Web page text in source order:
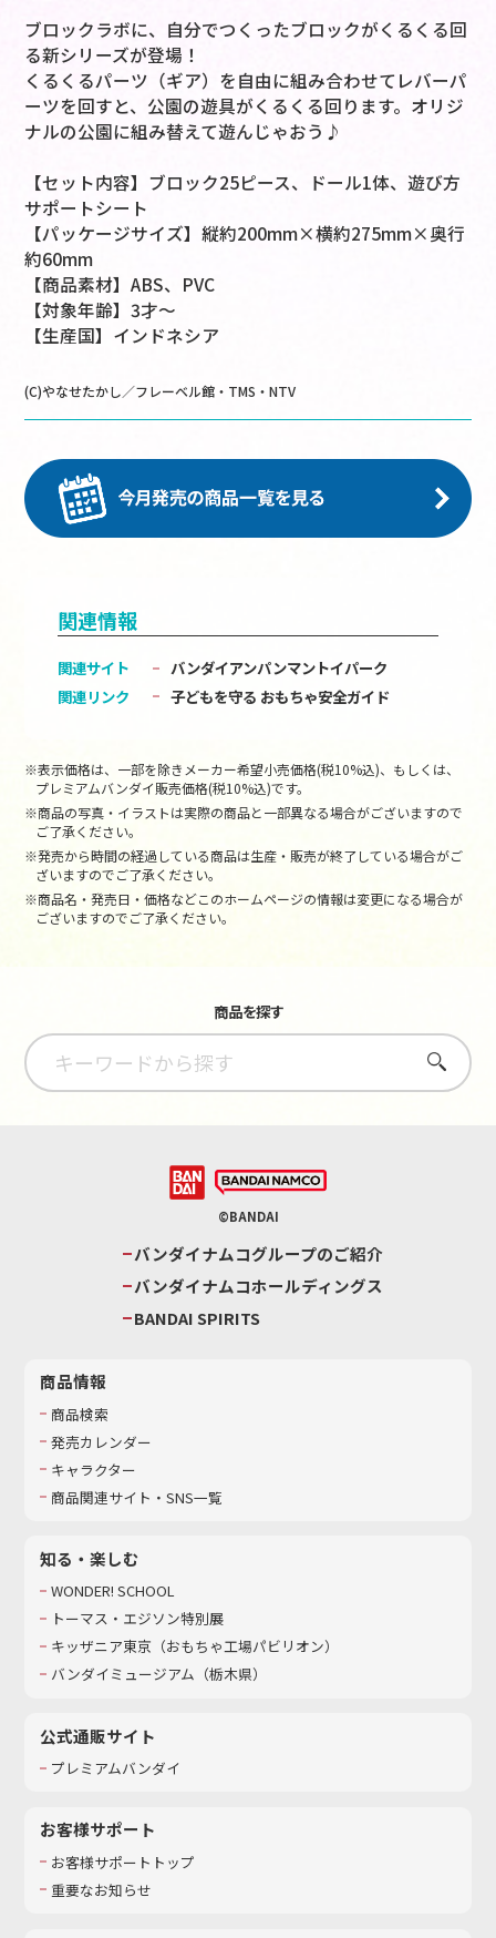
ブロックラボに、自分でつくったブロックがくるくる回
る新シリーズが登場！
くるくるパーツ（ギア）を自由に組み合わせてレバーパ
ーツを回すと、公園の遊具がくるくる回ります。オリジ
ナルの公園に組み替えて遊んじゃおう♪
【セット内容】ブロック25ピース、ドール1体、遊び方
サポートシート
【パッケージサイズ】縦約200mm×横約275mm×奥行
約60mm
【商品素材】ABS、PVC
【対象年齢】3才～
【生産国】インドネシア
(C)やなせたかし／フレーベル館・TMS・NTV
関連情報
関連サイト
バンダイアンパンマントイパーク
関連リンク
子どもを守る おもちゃ安全ガイド
※表示価格は、一部を除きメーカー希望小売価格(税10%込)、もしくは、
プレミアムバンダイ販売価格(税10%込)です。
※商品の写真・イラストは実際の商品と一部異なる場合がございますので
ご了承ください。
※発売から時間の経過している商品は生産・販売が終了している場合がご
ざいますのでご了承ください。
※商品名・発売日・価格などこのホームページの情報は変更になる場合が
ございますのでご了承ください。
商品を探す
さがす
©BANDAI
バンダイナムコグループのご紹介
バンダイナムコホールディングス
BANDAI SPIRITS
商品情報
商品検索
発売カレンダー
キャラクター
商品関連サイト・SNS一覧
知る・楽しむ
WONDER! SCHOOL
トーマス・エジソン特別展
キッザニア東京（おもちゃ工場パビリオン）​
バンダイミュージアム（栃木県）
公式通販サイト
プレミアムバンダイ
お客様サポート
お客様サポートトップ
重要なお知らせ